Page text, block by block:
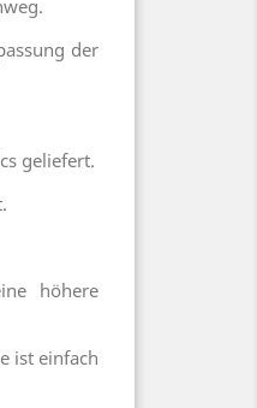
der
geliefert.
höhere
ist einfach